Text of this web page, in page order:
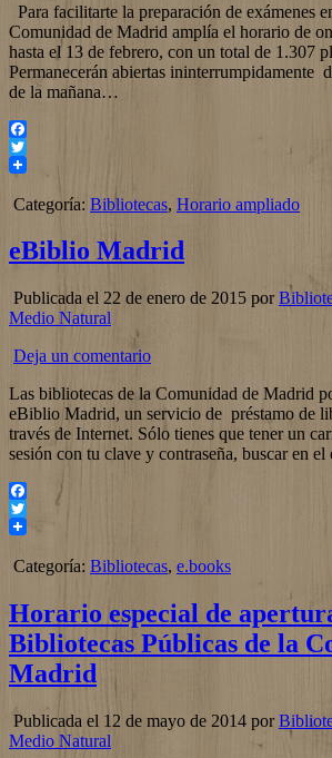
Para facilitarte la preparación de exámenes
Comunidad de Madrid amplía el horario de
hasta el 13 de febrero, con un total de 1.307
Permanecerán abiertas ininterrumpidamente
de la mañana…
Facebook
Twitter
Categoría: Bibliotecas, Horario ampliado
eBiblio Madrid
Publicada el 22 de enero de 2015 por
Medio Natural
Deja un comentario
Las bibliotecas de la Comunidad de Madrid
eBiblio Madrid, un servicio de préstamo de
través de Internet. Sólo tienes que tener un
sesión con tu clave y contraseña, buscar en
Facebook
Twitter
Categoría: Bibliotecas, e.books
Horario especial de
Bibliotecas Públicas de la
Madrid
Publicada el 12 de mayo de 2014 por
Medio Natural